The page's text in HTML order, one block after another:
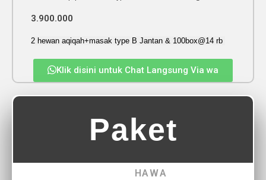
3.900.000
2 hewan aqiqah+masak type B Jantan & 100box@14 rb
Klik disini untuk Chat Langsung Via wa
Paket
HAWA